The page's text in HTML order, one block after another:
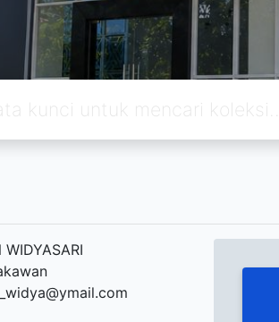
WIDYASARI